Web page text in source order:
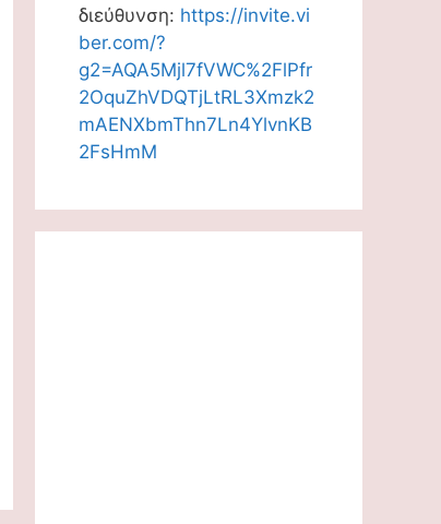
διεύθυνση: https://invite.vi
ber.com/?
g2=AQA5Mjl7fVWC%2FlPfr
2OquZhVDQTjLtRL3Xmzk2
mAENXbmThn7Ln4YlvnKB
2FsHmM